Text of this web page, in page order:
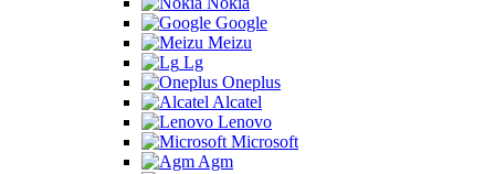
Google
Meizu
Lg
Oneplus
Alcatel
Lenovo
Microsoft
Agm